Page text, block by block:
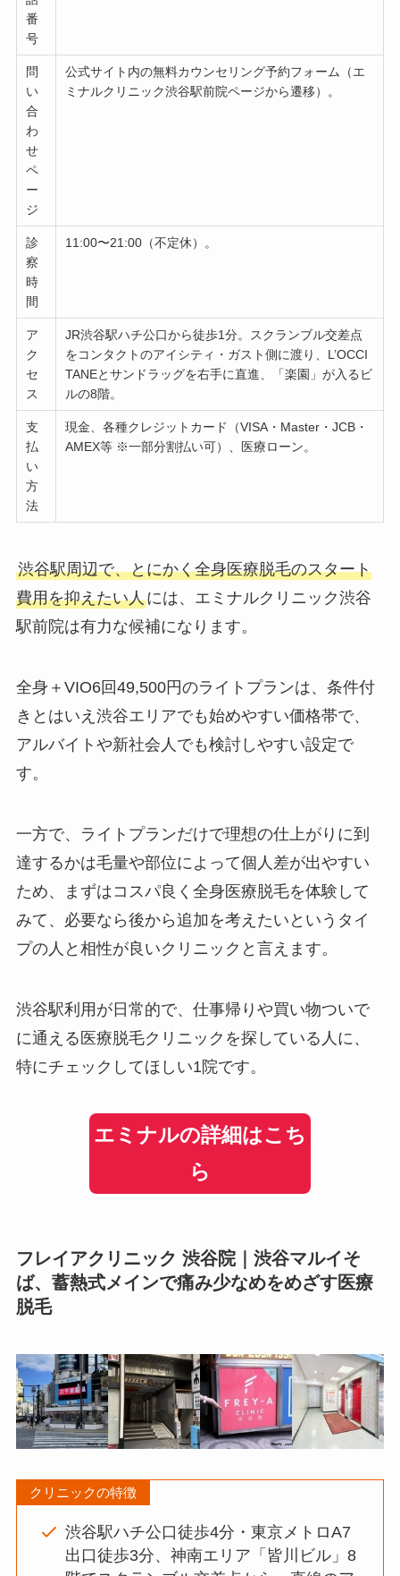
番
号
問
い
合
わ
せ
ペ
ー
ジ
公式サイト内の無料カウンセリング予約フォーム（エ
ミナルクリニック渋谷駅前院ページから遷移）。
診
察
時
間
11:00〜21:00（不定休）。
ア
ク
セ
ス
JR渋谷駅ハチ公口から徒歩1分。スクランブル交差点
をコンタクトのアイシティ・ガスト側に渡り、L’OCCI
TANEとサンドラッグを右手に直進、「楽園」が入るビ
ルの8階。
支
払
い
方
法
現金、各種クレジットカード（VISA・Master・JCB・
AMEX等 ※一部分割払い可）、医療ローン。
渋谷駅周辺で、とにかく全身医療脱毛のスタート
費用を抑えたい人には、エミナルクリニック渋谷
駅前院は有力な候補になります。
全身＋VIO6回49,500円のライトプランは、条件付
きとはいえ渋谷エリアでも始めやすい価格帯で、
アルバイトや新社会人でも検討しやすい設定で
す。
一方で、ライトプランだけで理想の仕上がりに到
達するかは毛量や部位によって個人差が出やすい
ため、まずはコスパ良く全身医療脱毛を体験して
みて、必要なら後から追加を考えたいというタイ
プの人と相性が良いクリニックと言えます。
渋谷駅利用が日常的で、仕事帰りや買い物ついで
に通える医療脱毛クリニックを探している人に、
特にチェックしてほしい1院です。
エミナルの詳細はこち
ら
フレイアクリニック 渋谷院｜渋谷マルイそ
ば、蓄熱式メインで痛み少なめをめざす医療
脱毛
クリニックの特徴
渋谷駅ハチ公口徒歩4分・東京メトロA7
出口徒歩3分、神南エリア「皆川ビル」8